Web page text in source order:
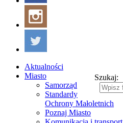
Szukaj:
Aktualności
Miasto
Samorząd
Standardy
Ochrony Małoletnich
Poznaj Miasto